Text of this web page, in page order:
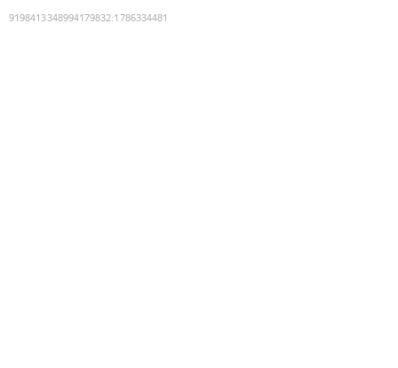
9198413348994179832:1786334481